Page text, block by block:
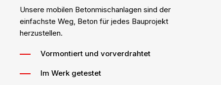
Unsere mobilen Betonmischanlagen sind der
einfachste Weg, Beton für jedes Bauprojekt
herzustellen.
Vormontiert und vorverdrahtet
Im Werk getestet